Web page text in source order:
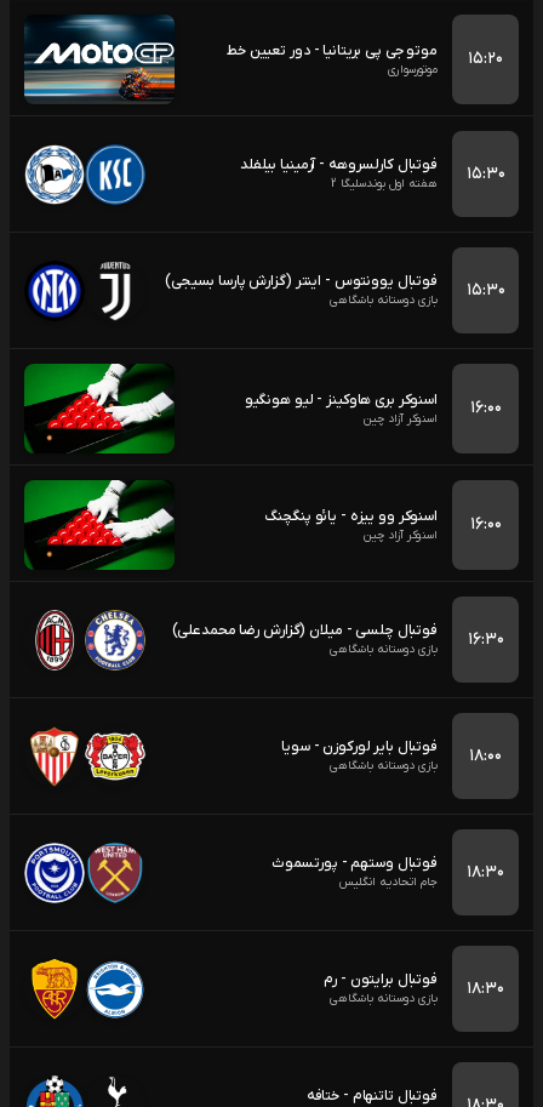
۱۵:۲۰ موتو جی پی بریتانیا - دور تعیین خط
موتورسواری
۱۵:۳۰ فوتبال کارلسروهه - آرمینیا بیلفلد
هفته اول بوندسلیگا 2
۱۵:۳۰ فوتبال یوونتوس - اینتر (گزارش پارسا بسیجی)
بازی دوستانه باشگاهی
۱۶:۰۰ اسنوکر بری هاوکینز - لیو هونگیو
اسنوکر آزاد چین
۱۶:۰۰ اسنوکر وو ییزه - یائو پنگچنگ
اسنوکر آزاد چین
۱۶:۳۰ فوتبال چلسی - میلان (گزارش رضا محمدعلی)
بازی دوستانه باشگاهی
۱۸:۰۰ فوتبال بایر لورکوزن - سویا
بازی دوستانه باشگاهی
۱۸:۳۰ فوتبال وستهم - پورتسموث
جام اتحادیه انگلیس
۱۸:۳۰ فوتبال برایتون - رم
بازی دوستانه باشگاهی
فوتبال تاتنهام - ختافه